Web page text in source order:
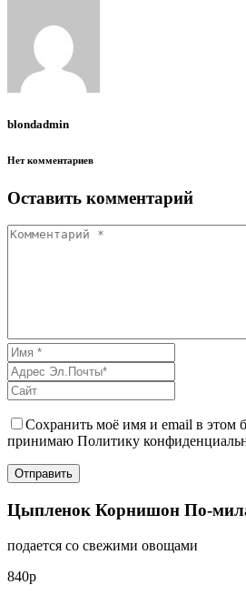
blondadmin
Нет комментариев
Оставить комментарий
Сохранить моё имя и email в этом
принимаю Политику
Цыпленок Корнишон По-
подается со свежими овощами
840р